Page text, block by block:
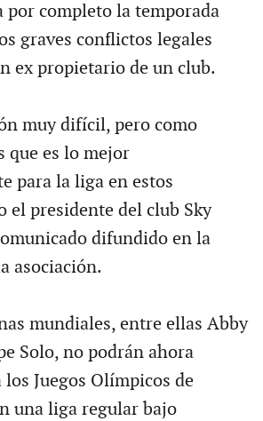
por completo la temporada
graves conflictos legales
ex propietario de un club.
muy difícil, pero como
que es lo mejor
para la liga en estos
el presidente del club Sky
difundido en la
asociación.
mundiales, entre ellas Abby
Solo, no podrán ahora
Juegos Olímpicos de
una liga regular bajo